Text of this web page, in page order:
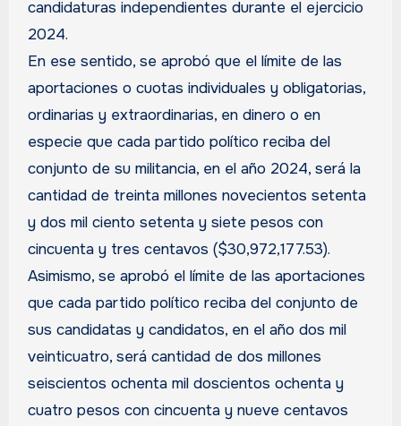
candidaturas independientes durante el ejercicio
2024.
En ese sentido, se aprobó que el límite de las
aportaciones o cuotas individuales y obligatorias,
ordinarias y extraordinarias, en dinero o en
especie que cada partido político reciba del
conjunto de su militancia, en el año 2024, será la
cantidad de treinta millones novecientos setenta
y dos mil ciento setenta y siete pesos con
cincuenta y tres centavos ($30,972,177.53).
Asimismo, se aprobó el límite de las aportaciones
que cada partido político reciba del conjunto de
sus candidatas y candidatos, en el año dos mil
veinticuatro, será cantidad de dos millones
seiscientos ochenta mil doscientos ochenta y
cuatro pesos con cincuenta y nueve centavos